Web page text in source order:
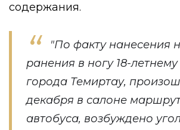
содержания.
"По факту нанесения
ранения в ногу 18-
города Темиртау,
декабря в салоне
автобуса, возбуждено